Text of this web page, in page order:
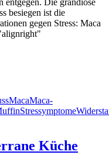
besiegen ist die
gegen Stress: Maca
MacaMaca-
Stressymptome
Küche